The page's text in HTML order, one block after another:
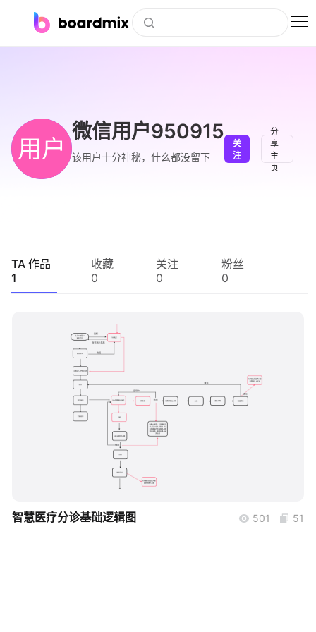
下载
会员
企业服务
知识分享社区
用户
微信用户950915
该用户十分神秘，什么都没留下
关
注
分
享
主
页
TA 作品
1
收藏
0
关注
0
粉丝
0
boardmix
智慧医疗分诊基础逻辑图 501 51